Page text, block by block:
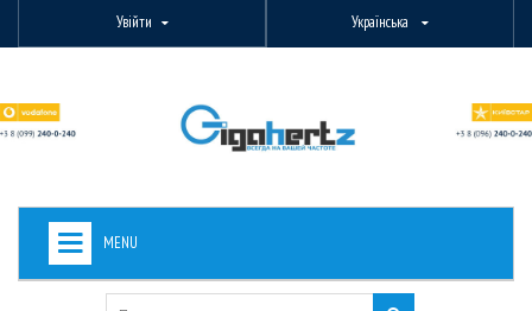
Увійти Українська
MENU